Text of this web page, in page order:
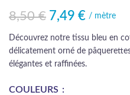
8,50€
Le prix initial était : 8,50 €.
7,49 €
Le prix actuel est : 7,49 €./ mètre
Découvrez notre tissu bleu en
délicatement orné de
élégantes et raffinées.
COULEURS